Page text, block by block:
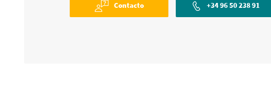
Contacto +34 96 50 238 91